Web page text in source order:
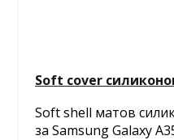
Soft cover
Soft shell матов
за Samsung Galaxy